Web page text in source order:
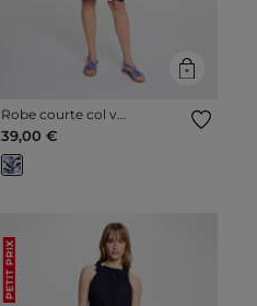
Robe courte col v
multicolore femme
39,00 €
PETIT PRIX